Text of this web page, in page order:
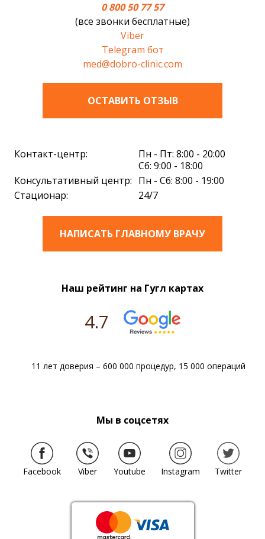
0 800 50 77 57
(все звонки бесплатные)
Viber
Telegram бот
med@dobro-clinic.com
ОСТАВИТЬ ОТЗЫВ
Контакт-центр:
Пн - Пт: 8:00 - 20:00
Сб: 9:00 - 18:00
Консультативный центр: Пн - Сб: 8:00 - 19:00
Стационар:
24/7
НАПИСАТЬ ГЛАВНОМУ ВРАЧУ
Наш рейтинг на Гугл картах
4.7
11 лет доверия – 600 000 процедур, 15 000 операций
Мы в соцсетях
Facebook Viber Youtube Instagram Twitter